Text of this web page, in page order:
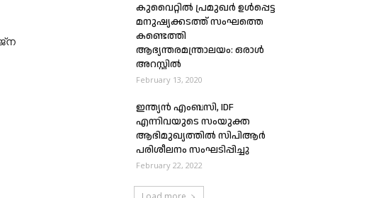
കുവൈറ്റിൽ പ്രമുഖർ ഉൾപ്പെട്ട
മനുഷ്യക്കടത്ത് സംഘത്തെ
കണ്ടെത്തി
ആഭ്യന്തരമന്ത്രാലയം: ഒരാൾ
അറസ്റ്റിൽ
February 13, 2020
ഇന്ത്യൻ എംബസി, IDF
എന്നിവയുടെ സംയുക്ത
ആഭിമുഖ്യത്തിൽ സിപിആർ
പരിശീലനം സംഘടിപ്പിച്ചു
February 22, 2022